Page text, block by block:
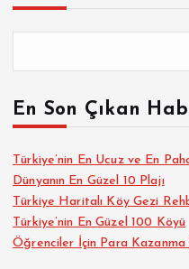
En Son Çıkan
Türkiye’nin En Ucuz ve En
Dünyanın En Güzel 10 Plajı
Türkiye Haritalı Köy Gezi
Türkiye’nin En Güzel 100 Köyü
Öğrenciler İçin Para Kazanma